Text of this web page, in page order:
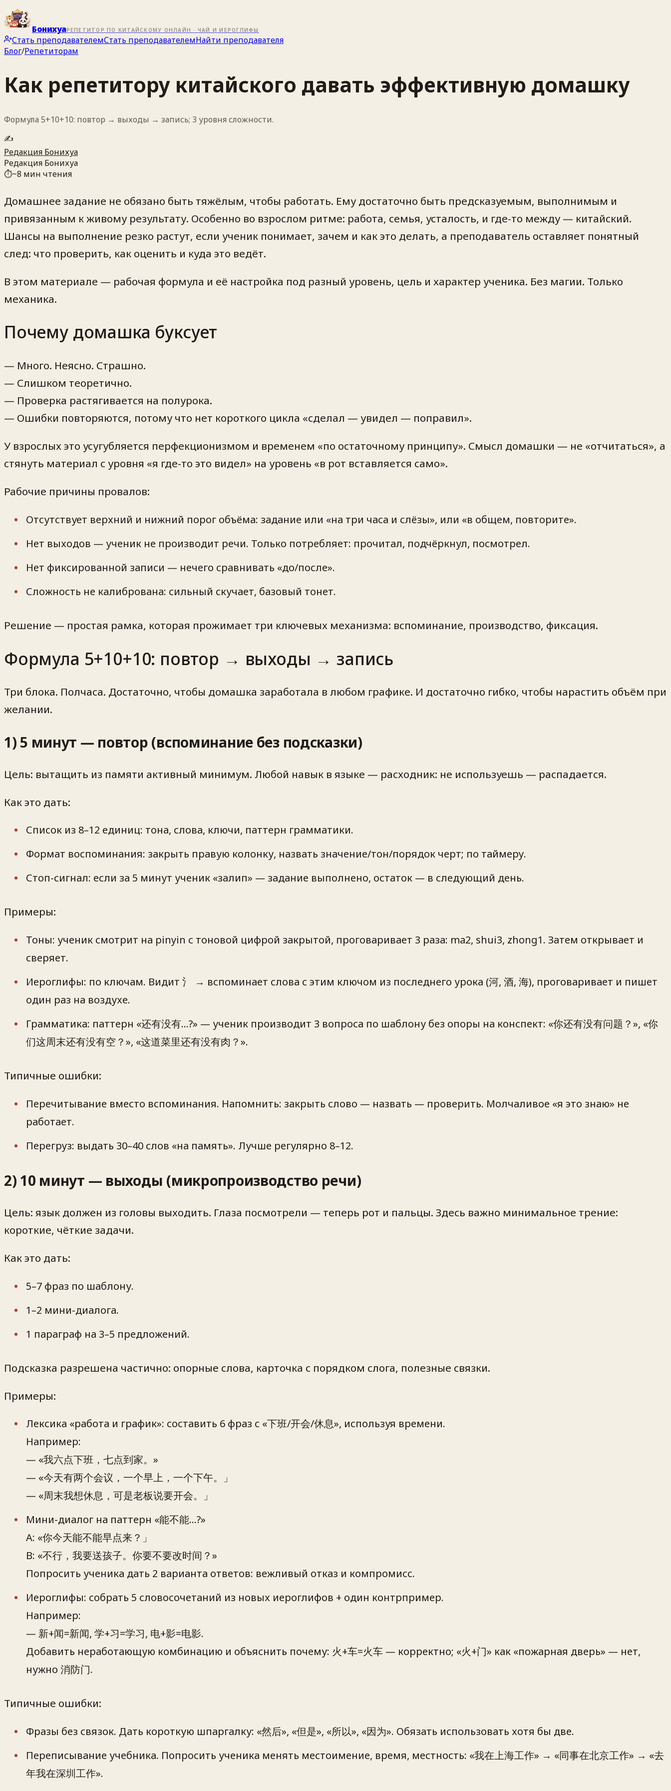
БонихуаРЕПЕТИТОР ПО КИТАЙСКОМУ ОНЛАЙН · ЧАЙ И ИЕРОГЛИФЫ
Стать преподавателемСтать преподавателемНайти преподавателя
Блог/Репетиторам
Как репетитору китайского давать эффективную домашку
Формула 5+10+10: повтор → выходы → запись; 3 уровня сложности.
✍️
Редакция Бонихуа
Редакция Бонихуа
⏱~8 мин чтения
Домашнее задание не обязано быть тяжёлым, чтобы работать. Ему достаточно быть предсказуемым, выполнимым и
привязанным к живому результату. Особенно во взрослом ритме: работа, семья, усталость, и где-то между — китайский.
Шансы на выполнение резко растут, если ученик понимает, зачем и как это делать, а преподаватель оставляет понятный
след: что проверить, как оценить и куда это ведёт.
В этом материале — рабочая формула и её настройка под разный уровень, цель и характер ученика. Без магии. Только
механика.
Почему домашка буксует
— Много. Неясно. Страшно.
— Слишком теоретично.
— Проверка растягивается на полурока.
— Ошибки повторяются, потому что нет короткого цикла «сделал — увидел — поправил».
У взрослых это усугубляется перфекционизмом и временем «по остаточному принципу». Смысл домашки — не «отчитаться», а
стянуть материал с уровня «я где-то это видел» на уровень «в рот вставляется само».
Рабочие причины провалов:
Отсутствует верхний и нижний порог объёма: задание или «на три часа и слёзы», или «в общем, повторите».
Нет выходов — ученик не производит речи. Только потребляет: прочитал, подчёркнул, посмотрел.
Нет фиксированной записи — нечего сравнивать «до/после».
Сложность не калибрована: сильный скучает, базовый тонет.
Решение — простая рамка, которая прожимает три ключевых механизма: вспоминание, производство, фиксация.
Формула 5+10+10: повтор → выходы → запись
Три блока. Полчаса. Достаточно, чтобы домашка заработала в любом графике. И достаточно гибко, чтобы нарастить объём при
желании.
1) 5 минут — повтор (вспоминание без подсказки)
Цель: вытащить из памяти активный минимум. Любой навык в языке — расходник: не используешь — распадается.
Как это дать:
Список из 8–12 единиц: тона, слова, ключи, паттерн грамматики.
Формат воспоминания: закрыть правую колонку, назвать значение/тон/порядок черт; по таймеру.
Стоп-сигнал: если за 5 минут ученик «залип» — задание выполнено, остаток — в следующий день.
Примеры:
Тоны: ученик смотрит на pinyin с тоновой цифрой закрытой, проговаривает 3 раза: ma2, shui3, zhong1. Затем открывает и
сверяет.
Иероглифы: по ключам. Видит 氵 → вспоминает слова с этим ключом из последнего урока (河, 酒, 海), проговаривает и пишет
один раз на воздухе.
Грамматика: паттерн «还有没有…?» — ученик производит 3 вопроса по шаблону без опоры на конспект: «你还有没有问题？», «你
们这周末还有没有空？», «这道菜里还有没有肉？».
Типичные ошибки:
Перечитывание вместо вспоминания. Напомнить: закрыть слово — назвать — проверить. Молчаливое «я это знаю» не
работает.
Перегруз: выдать 30–40 слов «на память». Лучше регулярно 8–12.
2) 10 минут — выходы (микропроизводство речи)
Цель: язык должен из головы выходить. Глаза посмотрели — теперь рот и пальцы. Здесь важно минимальное трение:
короткие, чёткие задачи.
Как это дать:
5–7 фраз по шаблону.
1–2 мини-диалога.
1 параграф на 3–5 предложений.
Подсказка разрешена частично: опорные слова, карточка с порядком слога, полезные связки.
Примеры:
Лексика «работа и график»: составить 6 фраз с «下班/开会/休息», используя времени.
Например:
— «我六点下班，七点到家。»
— «今天有两个会议，一个早上，一个下午。」
— «周末我想休息，可是老板说要开会。」
Мини-диалог на паттерн «能不能…?»
A: «你今天能不能早点来？」
B: «不行，我要送孩子。你要不要改时间？»
Попросить ученика дать 2 варианта ответов: вежливый отказ и компромисс.
Иероглифы: собрать 5 словосочетаний из новых иероглифов + один контрпример.
Например:
— 新+闻=新闻, 学+习=学习, 电+影=电影.
Добавить неработающую комбинацию и объяснить почему: 火+车=火车 — корректно; «火+门» как «пожарная дверь» — нет,
нужно 消防门.
Типичные ошибки:
Фразы без связок. Дать короткую шпаргалку: «然后», «但是», «所以», «因为». Обязать использовать хотя бы две.
Переписывание учебника. Попросить ученика менять местоимение, время, местность: «我在上海工作» → «同事在北京工作» → «去
年我在深圳工作».